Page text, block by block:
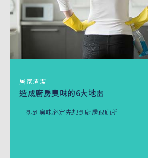
居家清潔
造成廚房臭味的6大地雷
一想到臭味必定先想到廚房跟廁所